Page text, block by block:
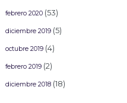
febrero 2020(53)
diciembre 2019(5)
octubre 2019(4)
febrero 2019(2)
diciembre 2018(18)